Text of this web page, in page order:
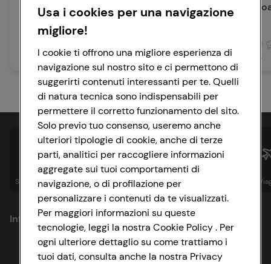
Biscotti Babbo Natale
Biscotti alla
Mandorle
oltre 90 min Facile
Spesa online Assicurazioni Sapori&
Informazioni
Privacy Policy
Usa i cookies per una navigazione
migliore!
I cookie ti offrono una migliore esperienza di
navigazione sul nostro sito e ci permettono di
suggerirti contenuti interessanti per te. Quelli
di natura tecnica sono indispensabili per
permettere il corretto funzionamento del sito.
Solo previo tuo consenso, useremo anche
ulteriori tipologie di cookie, anche di terze
parti, analitici per raccogliere informazioni
aggregate sui tuoi comportamenti di
navigazione, o di profilazione per
personalizzare i contenuti da te visualizzati.
Per maggiori informazioni su queste
tecnologie, leggi la nostra Cookie Policy . Per
ogni ulteriore dettaglio su come trattiamo i
tuoi dati, consulta anche la nostra Privacy